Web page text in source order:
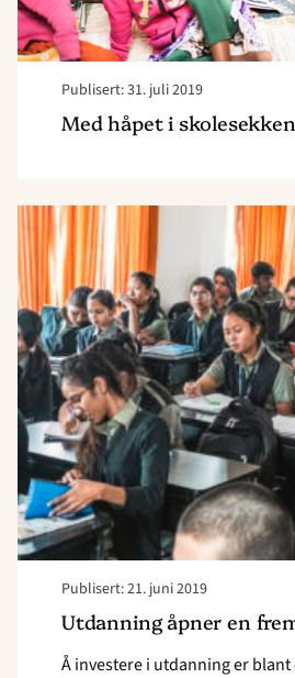
Publisert: 31. juli 2019
Med håpet i skolesekken
Publisert: 21. juni 2019
Utdanning åpner en
Å investere i utdanning er
Read
article
åpner
en